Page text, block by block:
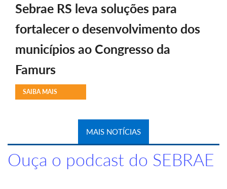
Sebrae RS leva soluções para
fortalecer o desenvolvimento dos
municípios ao Congresso da
Famurs
SAIBA MAIS
MAIS NOTÍCIAS
Ouça o podcast do SEBRAE